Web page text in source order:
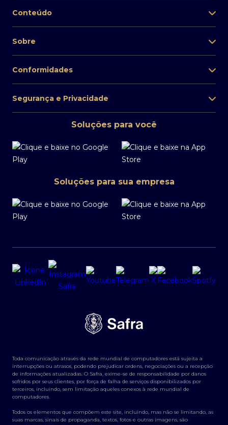
Conteúdo
Sobre
Conformidades
Segurança e Privacidade
Soluções para você
Soluções para sua empresa
Toda comunicação através da rede mundial de computadores está sujeita a
interrupções ou atrasos, podendo prejudicar ordens, negociações ou a recepção
de informações atualizadas. O Safra, exime-se de responsabilidade por danos
sofridos por seus clientes, por força de falha de serviços disponibilizados por
terceiros, incluindo, sem limitação aqueles conexos à rede mundial de
computadores.
Todos os elementos que compõem este site, incluindo, mas não se limitando, as
suas marcas, sinais de propaganda, textos, fotos e outras imagens, são